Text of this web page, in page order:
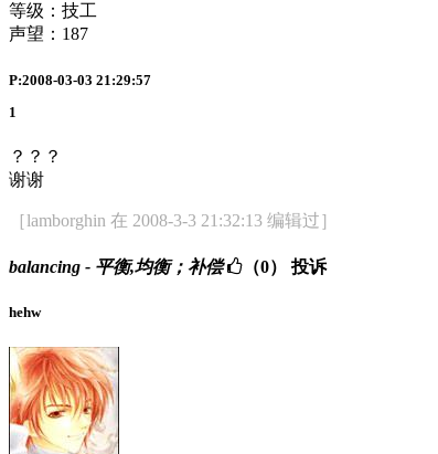
等级：技工
声望： 187
P:2008-03-03 21:29:57
1
？？？
谢谢
［lamborghin 在 2008-3-3 21:32:13 编辑过］
balancing - 平衡,均衡；补偿 （0） 投诉
hehw